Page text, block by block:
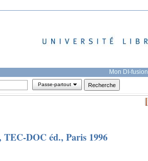
Mon DI-fusion
Passe-partout
DOC éd., Paris 1996